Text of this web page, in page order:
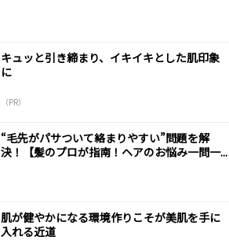
キュッと引き締まり、イキイキとした肌印象
に
（PR）
“毛先がパサついて絡まりやすい”問題を解
決！【髪のプロが指南！ヘアのお悩み一問一...
肌が健やかになる環境作りこそが美肌を手に
入れる近道